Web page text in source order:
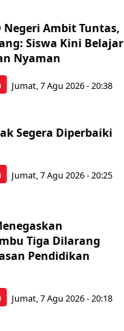
Negeri Ambit Tuntas,
Siswa Kini Belajar
Nyaman
Jumat, 7 Agu 2026 - 20:38
Segera Diperbaiki
Jumat, 7 Agu 2026 - 20:25
Tiga Dilarang
Pendidikan
Jumat, 7 Agu 2026 - 20:18